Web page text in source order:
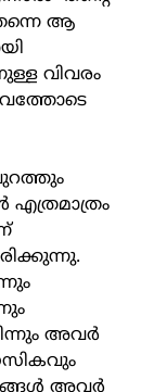
ആ
വിവരം
അവര്‍
അവര്‍